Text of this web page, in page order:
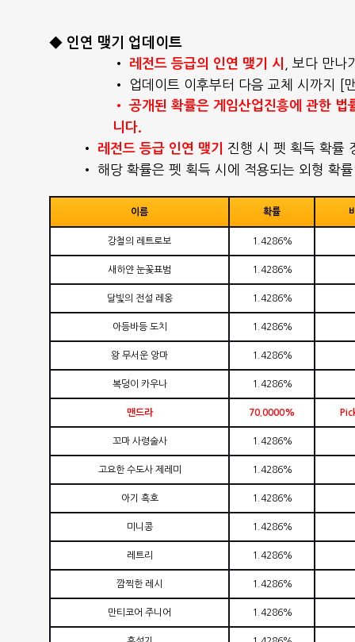
◆ 인연 맺기 업데이트
• 레전드 등급의 인연 맺기 시
, 보다 만나
• 업데이트 이후부터 다음 교체 시까지 [
• 공개된 확률은 게임산업진흥에 관한
니다.
•
레전드 등급 인연 맺기
진행 시 펫 획득 확률
• 해당 확률은 펫 획득 시에 적용되는 외형 확
이름 확률
강철의 레트로보 1.4286%
새하얀 눈꽃표범 1.4286%
달빛의 전설 레옹 1.4286%
아등바등 도치 1.4286%
왕 무서운 앙마 1.4286%
복덩이 카우나 1.4286%
맨드라 70.0000%
꼬마 사령술사 1.4286%
고요한 수도사 제레미 1.4286%
아기 흑호 1.4286%
미니콩 1.4286%
레트리 1.4286%
깜찍한 레시 1.4286%
만티코어 주니어 1.4286%